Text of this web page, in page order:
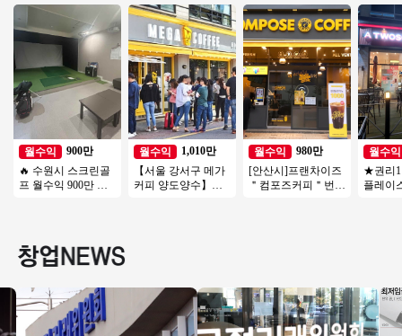
장/가성비매장/특급
상권
월수익
900만
🔥 수원시 스크린골
프 월수익 900만 ▶
운영 추천 매장 소자
본창업
월수익
1,010만
【서울 강서구 메가
커피 양도양수】배
다 근무시간 적음
월수익
980만
[안산시]프랜차이즈
＂컴포즈커피＂번오
성창업
월수익
★권리
플레이